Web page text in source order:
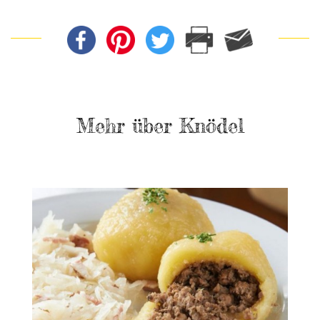
Mehr über Knödel